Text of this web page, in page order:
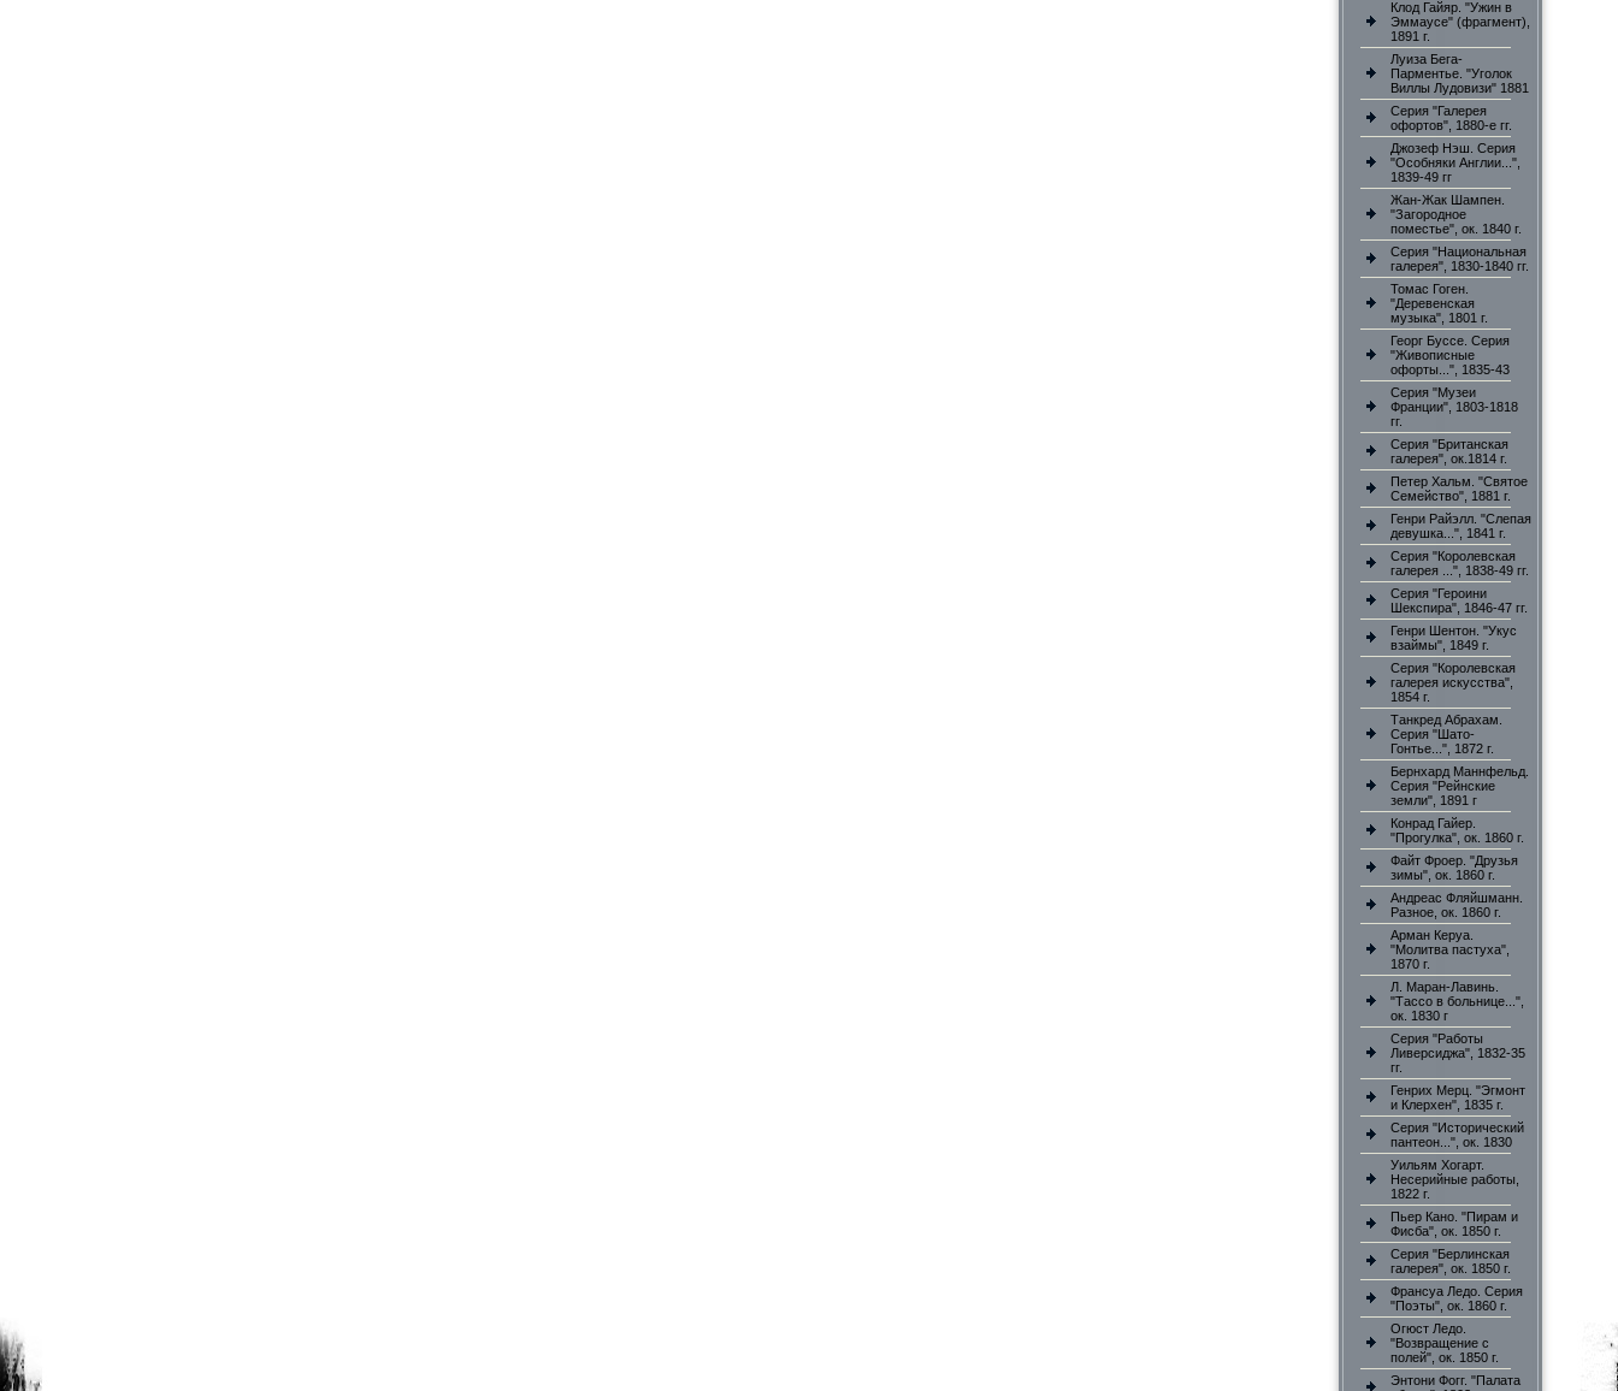
Клод Гайяр. "Ужин в
Эммаусе" (фрагмент),
1891 г.
Луиза Бега-
Парментье. "Уголок
Виллы Лудовизи" 1881
Серия "Галерея
офортов", 1880-е гг.
Джозеф Нэш. Серия
"Особняки Англии...",
1839-49 гг
Жан-Жак Шампен.
"Загородное
поместье", ок. 1840 г.
Серия "Национальная
галерея", 1830-1840 гг.
Томас Гоген.
"Деревенская
музыка", 1801 г.
Георг Буссе. Серия
"Живописные
офорты...", 1835-43
Серия "Музеи
Франции", 1803-1818
гг.
Серия "Британская
галерея", ок.1814 г.
Петер Хальм. "Святое
Семейство", 1881 г.
Генри Райэлл. "Слепая
девушка...", 1841 г.
Серия "Королевская
галерея ...", 1838-49 гг.
Серия "Героини
Шекспира", 1846-47 гг.
Генри Шентон. "Укус
взаймы", 1849 г.
Серия "Королевская
галерея искусства",
1854 г.
Танкред Абрахам.
Серия "Шато-
Гонтье...", 1872 г.
Бернхард Маннфельд.
Серия "Рейнские
земли", 1891 г
Конрад Гайер.
"Прогулка", ок. 1860 г.
Файт Фроер. "Друзья
зимы", ок. 1860 г.
Андреас Фляйшманн.
Разное, ок. 1860 г.
Арман Керуа.
"Молитва пастуха",
1870 г.
Л. Маран-Лавинь.
"Тассо в больнице...",
ок. 1830 г
Серия "Работы
Ливерсиджа", 1832-35
гг.
Генрих Мерц. "Эгмонт
и Клерхен", 1835 г.
Серия "Исторический
пантеон...", ок. 1830
Уильям Хогарт.
Несерийные работы,
1822 г.
Пьер Кано. "Пирам и
Фисба", ок. 1850 г.
Серия "Берлинская
галерея", ок. 1850 г.
Франсуа Ледо. Серия
"Поэты", ок. 1860 г.
Огюст Ледо.
"Возвращение с
полей", ок. 1850 г.
Энтони Фогг. "Палата